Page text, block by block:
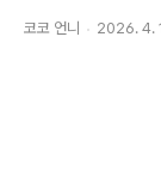
코코 언니 2026. 4.